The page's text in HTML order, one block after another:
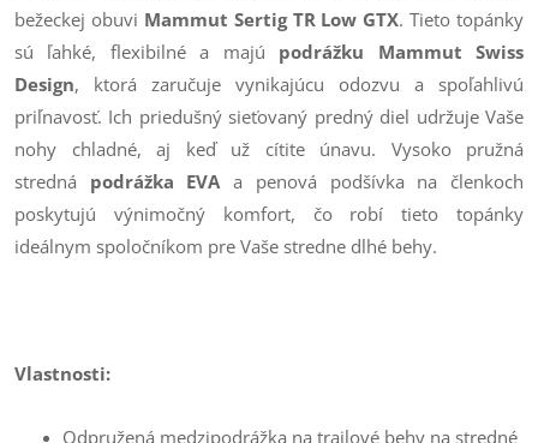
bežeckej obuvi Mammut Sertig TR Low GTX. Tieto topánky
sú ľahké, flexibilné a majú podrážku Mammut Swiss
Design, ktorá zaručuje vynikajúcu odozvu a spoľahlivú
priľnavosť. Ich priedušný sieťovaný predný diel udržuje Vaše
nohy chladné, aj keď už cítite únavu. Vysoko pružná
stredná podrážka EVAa penová podšívka na členkoch
poskytujú výnimočný komfort, čo robí tieto topánky
ideálnym spoločníkom pre Vaše stredne dlhé behy.
Vlastnosti:
Odpružená medzipodrážka na trailové behy na stredné